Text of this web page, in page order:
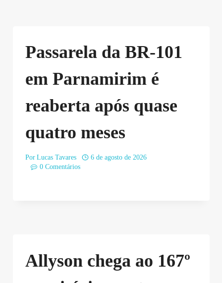
Passarela da BR-101
em Parnamirim é
reaberta após quase
quatro meses
Por Lucas Tavares
6 de agosto de 2026
0 Comentários
Allyson chega ao 167º